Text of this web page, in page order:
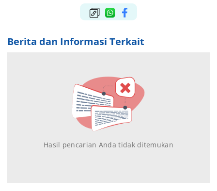
Berita dan Informasi Terkait
Hasil pencarian Anda tidak ditemukan